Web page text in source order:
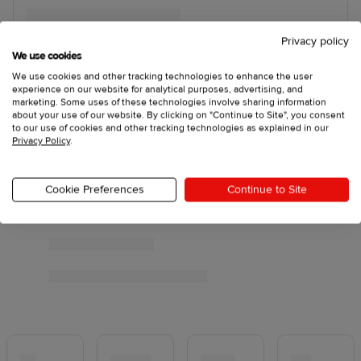
Privacy policy
We use cookies
We use cookies and other tracking technologies to enhance the user
experience on our website for analytical purposes, advertising, and
marketing. Some uses of these technologies involve sharing information
about your use of our website. By clicking on "Continue to Site", you consent
to our use of cookies and other tracking technologies as explained in our
Privacy Policy.
Cookie Preferences Continue to Site